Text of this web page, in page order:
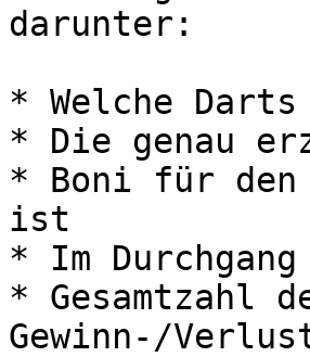
darunter:
* Welche
* Die genau
* Boni für den
ist
* Im
* Gesamtzahl
Gewinn-/